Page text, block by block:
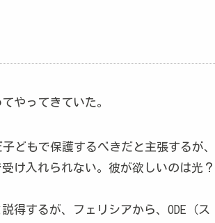
やってきていた。
どもで保護するべきだと主張するが、
け入れられない。彼が欲しいのは光？
得するが、フェリシアから、ODE（ス